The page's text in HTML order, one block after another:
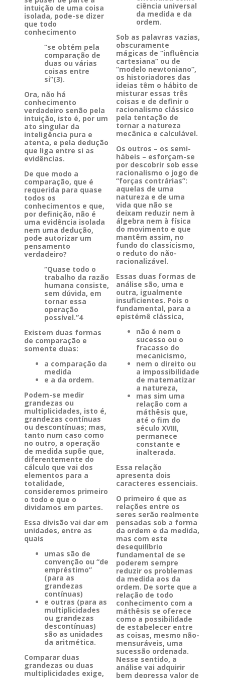
intuição de uma coisa
isolada, pode-se dizer
que todo
conhecimento
“se obtém pela
comparação de
duas ou várias
coisas entre
si”(3).
Ora, não há
conhecimento
verdadeiro senão pela
intuição, isto é, por um
ato singular da
inteligência pura e
atenta, e pela dedução
que liga entre si as
evidências.
De que modo a
comparação, que é
requerida para quase
todos os
conhecimentos e que,
por definição, não é
uma evidência isolada
nem uma dedução,
pode autorizar um
pensamento
verdadeiro?
“Quase todo o
trabalho da razão
humana consiste,
sem dúvida, em
tornar essa
operação
possível.”4
Existem duas formas
de comparação e
somente duas:
a comparação da
medida
e a da ordem.
Podem-se medir
grandezas ou
multiplicidades, isto é,
grandezas contínuas
ou descontínuas; mas,
tanto num caso como
no outro, a operação
de medida supõe que,
diferentemente do
cálculo que vai dos
elementos para a
totalidade,
consideremos primeiro
o todo e que o
dividamos em partes.
Essa divisão vai dar em
unidades, entre as
quais
umas são de
convenção ou “de
empréstimo”
(para as
grandezas
contínuas)
e outras (para as
multiplicidades
ou grandezas
descontínuas)
são as unidades
da aritmética.
Comparar duas
grandezas ou duas
multiplicidades exige,
ciência universal
da medida e da
ordem.
Sob as palavras vazias,
obscuramente
mágicas de “influência
cartesiana” ou de
“modelo newtoniano”,
os historiadores das
ideias têm o hábito de
misturar essas três
coisas e de definir o
racionalismo clássico
pela tentação de
tornar a natureza
mecânica e calculável.
Os outros – os semi-
hábeis – esforçam-se
por descobrir sob esse
racionalismo o jogo de
“forças contrárias”:
aquelas de uma
natureza e de uma
vida que não se
deixam reduzir nem à
álgebra nem à física
do movimento e que
mantêm assim, no
fundo do classicismo,
o reduto do não-
racionalizável.
Essas duas formas de
análise são, uma e
outra, igualmente
insuficientes. Pois o
fundamental, para a
epistémê clássica,
não é nem o
sucesso ou o
fracasso do
mecanicismo,
nem o direito ou
a impossibilidade
de matematizar
a natureza,
mas sim uma
relação com a
máthêsis que,
até o fim do
século XVIII,
permanece
constante e
inalterada.
Essa relação
apresenta dois
caracteres essenciais.
O primeiro é que as
relações entre os
seres serão realmente
pensadas sob a forma
da ordem e da medida,
mas com este
desequilíbrio
fundamental de se
poderem sempre
reduzir os problemas
da medida aos da
ordem. De sorte que a
relação de todo
conhecimento com a
máthêsis se oferece
como a possibilidade
de estabelecer entre
as coisas, mesmo não-
mensuráveis, uma
sucessão ordenada.
Nesse sentido, a
análise vai adquirir
bem depressa valor de